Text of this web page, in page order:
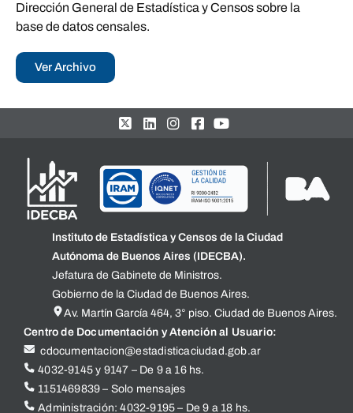
Dirección General de Estadística y Censos sobre la
base de datos censales.
Ver Archivo
Instituto de Estadística y Censos de la Ciudad
Autónoma de Buenos Aires (IDECBA).
Jefatura de Gabinete de Ministros.
Gobierno de la Ciudad de Buenos Aires.
Av. Martín García 464, 3° piso. Ciudad de Buenos Aires.
Centro de Documentación y Atención al Usuario:
cdocumentacion@estadisticaciudad.gob.ar
4032-9145 y 9147 – De 9 a 16 hs.
1151469839 – Solo mensajes
Administración: 4032-9195 – De 9 a 18 hs.